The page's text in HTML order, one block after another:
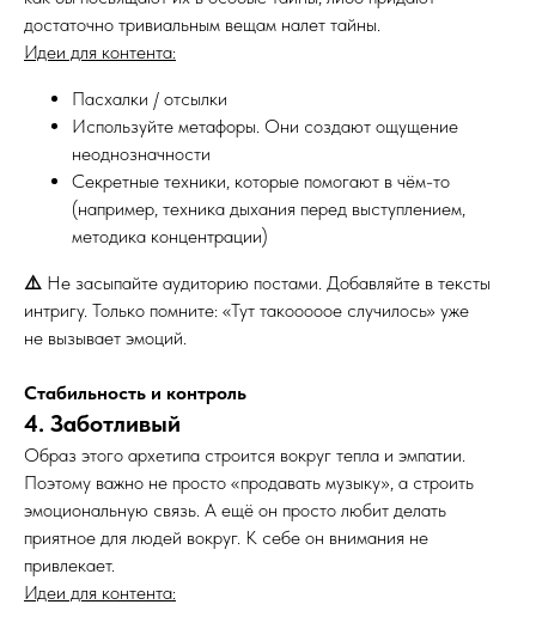
достаточно тривиальным вещам налет тайны.
Идеи для контента:
Пасхалки / отсылки
Используйте метафоры. Они создают ощущение
неоднозначности
Секретные техники, которые помогают в чём-то
(например, техника дыхания перед выступлением,
методика концентрации)
⚠️ Не засыпайте аудиторию постами. Добавляйте в тексты
интригу. Только помните: «Тут такооооое случилось» уже
не вызывает эмоций.
Стабильность и контроль
4. Заботливый
Образ этого архетипа строится вокруг тепла и эмпатии.
Поэтому важно не просто «продавать музыку», а строить
эмоциональную связь. А ещё он просто любит делать
приятное для людей вокруг. К себе он внимания не
привлекает.
Идеи для контента: